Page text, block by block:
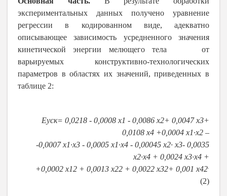
экспериментальных данных получено уравнение
регрессии в кодированном виде, адекватно
описывающее зависимость усредненного значения
кинетической энергии мелющего тела
от
варьируемых конструктивно-технологических
параметров в областях их значений, приведенных в
таблице 2:
Eуск= 0,0218 - 0,0008 x1 - 0,0086 x2+ 0,0047x3+
0,0108 x4 +0,0004 x1∙x2 –
-0,0007x1∙x3 - 0,0005 x1∙x4 - 0,00045 x2∙ x3- 0,0035
x2∙x4 + 0,0024 x3∙x4 +
+0,0002 x12 + 0,0013 x22 + 0,0022 x32+ 0,001 x42.
(2)